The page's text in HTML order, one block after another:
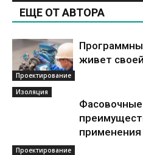
ЕЩЕ ОТ АВТОРА
Проектирование
живет
Изоляция
применения
Проектирование